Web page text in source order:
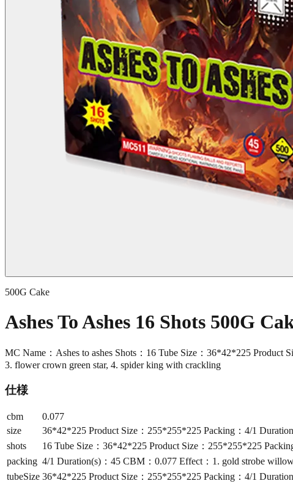
500G Cake
Ashes To Ashes 16 Shots 500G
MC Name：Ashes to ashes Shots：16 Tube Size：36*42*225
3. flower crown green star, 4. spider king with crackling
仕様
cbm
0.077
size
36*42*225 Product Size：255*255*225 Packing：4/1
shots
16 Tube Size：36*42*225 Product Size：255*255*225
packing 4/1 Duration(s)：45 CBM：0.077 Effect：1. gold strobe
tubeSize 36*42*225 Product Size：255*255*225 Packing：4/1